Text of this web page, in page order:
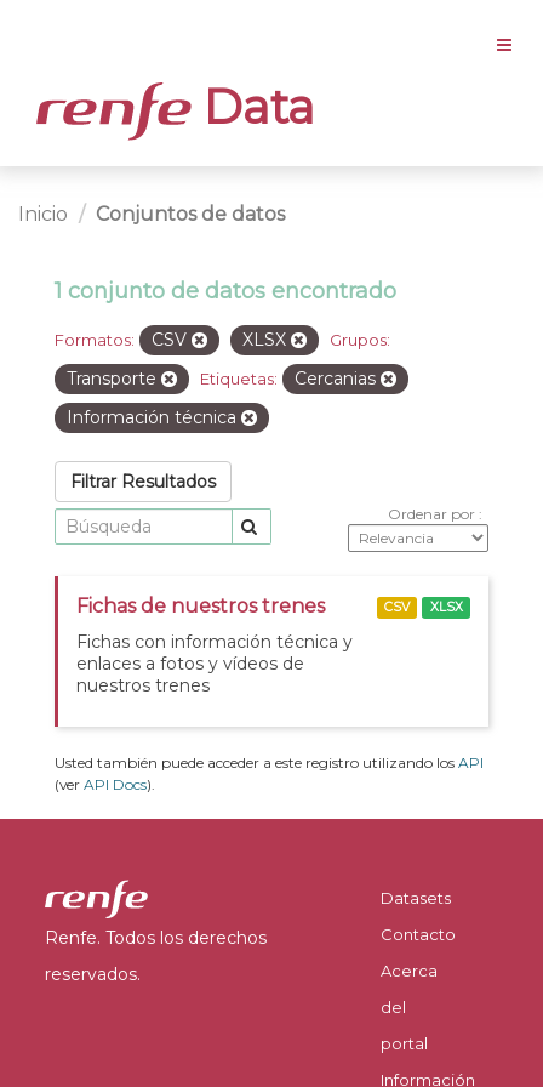
Data
Inicio Conjuntos de datos
1 conjunto de datos encontrado
Formatos: CSV XLSX Grupos:
Transporte Etiquetas:
Cercanias
Información técnica
Filtrar Resultados
Ordenar por
Fichas de nuestros trenes
Fichas con información técnica y
enlaces a fotos y vídeos de
nuestros trenes
CSV XLSX
Usted también puede acceder a este registro utilizando los API
(ver API Docs).
Renfe. Todos los derechos
reservados.
Datasets
Contacto
Acerca
del
portal
Información